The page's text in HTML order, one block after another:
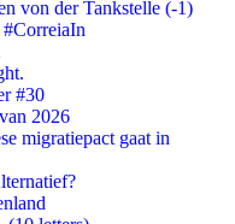
von der Tankstelle (-1)
#30
2026
migratiepact gaat in